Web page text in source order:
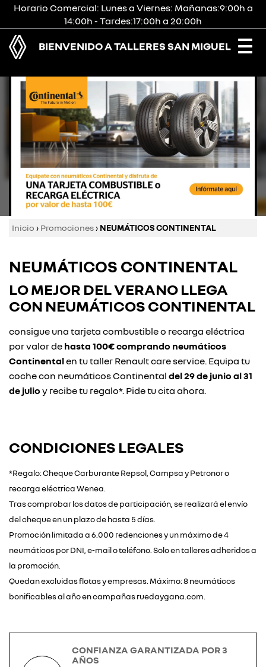
Horario Comercial: Lunes a Viernes: Mañanas:9:00h a
14:00h - Tardes:17:00h a 20:00h
BIENVENIDO A TALLERES SAN MIGUEL
Inicio › Promociones› NEUMÁTICOS CONTINENTAL
NEUMÁTICOS CONTINENTAL
LO MEJOR DEL VERANO LLEGA
CON NEUMÁTICOS CONTINENTAL
consigue una tarjeta combustible o recarga eléctrica
por valor de hasta 100€ comprando neumáticos
Continentalen tu taller Renault care service. Equipa tu
coche con neumáticos Continental del 29 de junio al 31
de julio y recibe tu regalo*. Pide tu cita ahora.
CONDICIONES LEGALES
*Regalo: Cheque Carburante Repsol, Campsa y Petronor o
recarga eléctrica Wenea.
Tras comprobar los datos de participación, se realizará el envío
del cheque en un plazo de hasta 5 días.
Promoción limitada a 6.000 redenciones y un máximo de 4
neumáticos por DNI, e-mail o teléfono. Solo en talleres adheridos a
la promoción.
Quedan excluidas flotas y empresas. Máximo: 8 neumáticos
bonificables al año en campañas ruedaygana.com.
CONFIANZA GARANTIZADA POR 3
AÑOS